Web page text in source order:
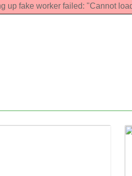
up fake worker failed: "Cannot